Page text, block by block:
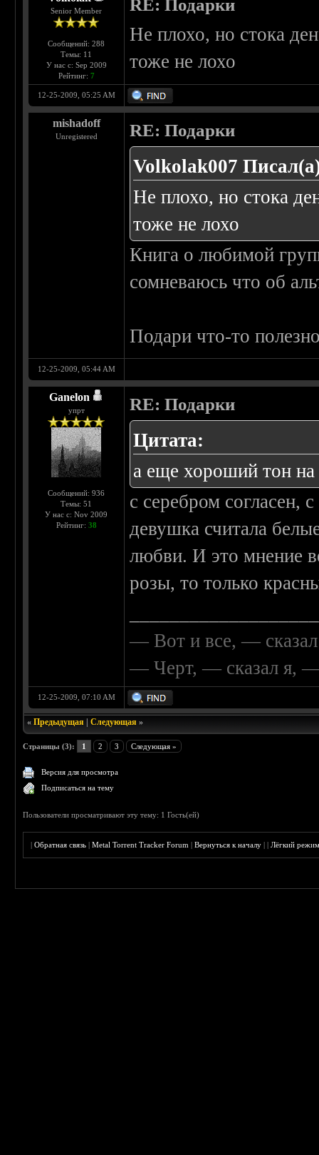
Senior Member
Сообщений: 288
Темы: 11
У нас с: Sep 2009
Рейтинг: 7
RE: Подарки
Не плохо, но стока
тоже не лохо
12-25-2009, 05:25 AM
mishadoff
Unregistered RE: Подарки
Volkolak007
Не плохо, но стока
тоже не лохо
Книга о любимой
сомневаюсь что об
Подари что-то
12-25-2009, 05:44 AM
Ganelon
упрт
Сообщений: 936
Темы: 51
У нас с: Nov 2009
Рейтинг: 38
RE: Подарки
Цитата:
а еще хороший тон на
с серебром согласен,
девушка считала
любви. И это мнение
розы, то только
— Вот и все, —
— Черт, — сказал я, —
12-25-2009, 07:10 AM
«Предыдущая |Следующая »
Страницы (3): 1 2 3 Следующая »
Версия для просмотра
Подписаться на тему
Пользователи просматривают эту тему: 1 Гость(ей)
|Обратная связь |Metal Torrent Tracker Forum |Вернуться к началу ||Лёгкий